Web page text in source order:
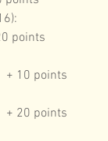
16):
+ 20 points
– 55
+ 10 points
– 69
+ 20 points